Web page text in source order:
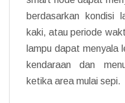
berdasarkan kondisi
kaki, atau periode
lampu dapat menyala
kendaraan dan
ketika area mulai sepi.